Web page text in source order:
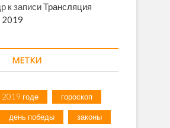
к записиТрансляция
МЕТКИ
2019 годе гороскоп
день победы законы